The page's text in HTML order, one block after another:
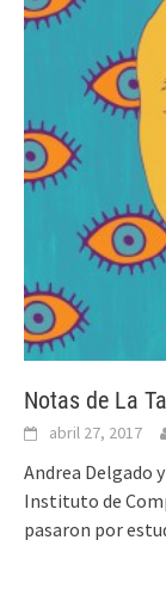
Notas de La
abril 27, 2017
Andrea Delgado
Instituto de
pasaron por